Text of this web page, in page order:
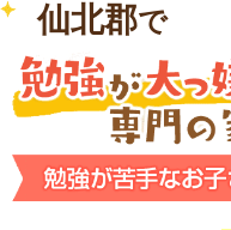
仙北郡で